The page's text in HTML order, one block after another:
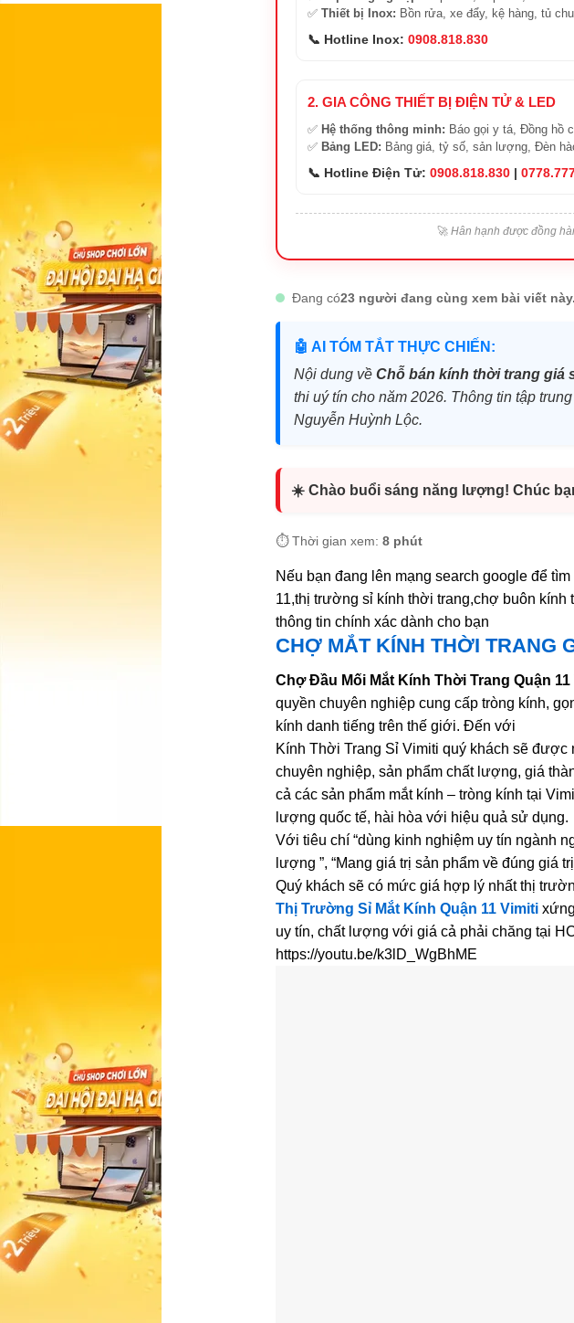
✅ Thiết bị Inox: Bồn rửa, xe đẩy, kệ hàng, tủ
📞 Hotline Inox: 0908.818.830
2. GIA CÔNG THIẾT BỊ ĐIỆN TỬ & LED
✅ Hệ thống thông minh: Báo gọi y tá, Đồng hồ
✅ Bảng LED: Bảng giá, tỷ số, sản lượng, Đèn
📞 Hotline Điện Tử: 0908.818.830 |
🚀 Hân hạnh được đồng
Đang có23 người đang cùng xem bài viết này.
🤖 AI TÓM TẮT THỰC CHIẾN:
Nội dung về Chỗ bán kính thời trang giá
thi uý tín cho năm 2026. Thông tin tập
Nguyễn Huỳnh Lộc.
☀️ Chào buổi sáng năng lượng! Chúc
⏱️ Thời gian xem: 8 phút
Nếu bạn đang lên mạng search google để
11,thị trường sỉ kính thời trang,chợ buôn
thông tin chính xác dành cho bạn
CHỢ MẮT KÍNH THỜI TRANG
Chợ Đầu Mối Mắt Kính Thời Trang Quận 11
quyền chuyên nghiệp cung cấp tròng kính,
kính danh tiếng trên thế giới. Đến với
Kính Thời Trang Sỉ Vimiti quý khách sẽ
chuyên nghiệp, sản phẩm chất lượng, giá
cả các sản phẩm mắt kính – tròng kính tại
lượng quốc tế, hài hòa với hiệu quả sử dụng.
Với tiêu chí “dùng kinh nghiệm uy tín ngành
lượng ”, “Mang giá trị sản phẩm về đúng giá
Quý khách sẽ có mức giá hợp lý nhất thị
Thị Trường Sỉ Mắt Kính Quận 11 Vimiti
uy tín, chất lượng với giá cả phải chăng tại
https://youtu.be/k3lD_WgBhME